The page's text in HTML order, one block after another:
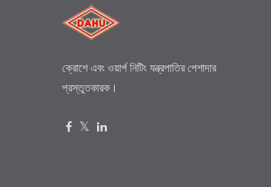
ক্রোশে এবং ওয়ার্প নিটিং যন্ত্রপাতির পেশাদার
প্রস্তুতকারক।